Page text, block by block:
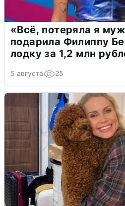
«Всё, потеряла я
подарила Филиппу
лодку за 1,2 млн
5 августа 25